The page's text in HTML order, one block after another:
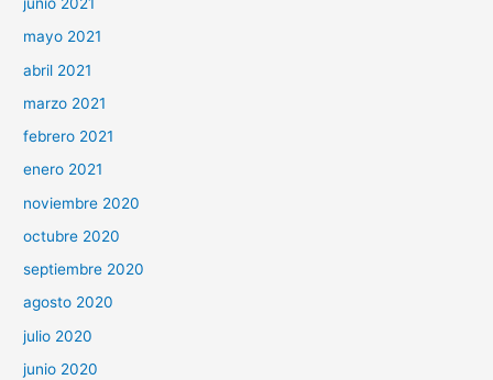
mayo 2021
abril 2021
marzo 2021
febrero 2021
enero 2021
noviembre 2020
octubre 2020
septiembre 2020
agosto 2020
julio 2020
junio 2020